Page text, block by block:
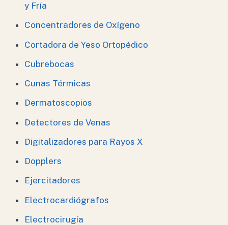
y Fría
Concentradores de Oxígeno
Cortadora de Yeso Ortopédico
Cubrebocas
Cunas Térmicas
Dermatoscopios
Detectores de Venas
Digitalizadores para Rayos X
Dopplers
Ejercitadores
Electrocardiógrafos
Electrocirugía